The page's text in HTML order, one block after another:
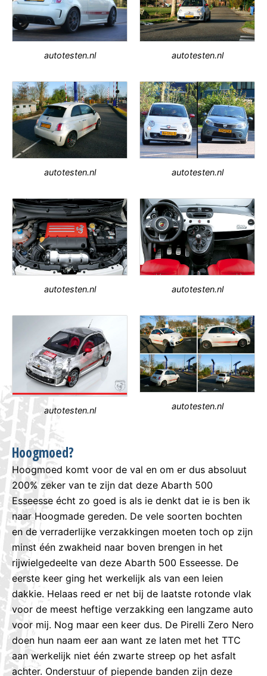
autotesten.nl autotesten.nl
autotesten.nl autotesten.nl
autotesten.nl autotesten.nl
autotesten.nl autotesten.nl
Hoogmoed?
Hoogmoed komt voor de val en om er dus absoluut
200% zeker van te zijn dat deze Abarth 500
Esseesse écht zo goed is als ie denkt dat ie is ben ik
naar Hoogmade gereden. De vele soorten bochten
en de verraderlijke verzakkingen moeten toch op zijn
minst één zwakheid naar boven brengen in het
rijwielgedeelte van deze Abarth 500 Esseesse. De
eerste keer ging het werkelijk als van een leien
dakkie. Helaas reed er net bij de laatste rotonde vlak
voor de meest heftige verzakking een langzame auto
voor mij. Nog maar een keer dus. De Pirelli Zero Nero
doen hun naam eer aan want ze laten met het TTC
aan werkelijk niet één zwarte streep op het asfalt
achter. Onderstuur of piepende banden zijn deze